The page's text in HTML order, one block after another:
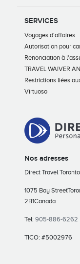
SERVICES
Voyages d'affaires
Autorisation pour
Renonciation à
TRAVEL WAIVER
Restrictions liées
Virtuoso
Nos adresses
Direct Travel
1075 Bay Street
2B1Canada
Tel: 905-886-6262
TICO: #5002976